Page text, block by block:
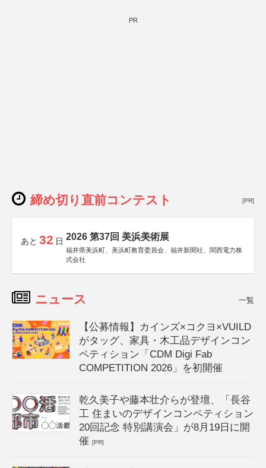
PR
締め切り直前コンテスト [PR]
あと 32 日 2026 第37回 美浜美術展
福井県美浜町、美浜町教育委員会、福井新聞社、関西電力株
式会社
ニュース 一覧
【公募情報】カインズ×コクヨ×VUILD
がタッグ、家具・木工品デザインコン
ペティション「CDM Digi Fab
COMPETITION 2026」を初開催
乾久美子や藤本壮介らが登壇、「長谷
工 住まいのデザインコンペティション
20回記念 特別講演会」が8月19日に開
催[PR]